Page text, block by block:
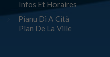
Infos Et Horaires
Pianu Di A Cità
Plan De La Ville